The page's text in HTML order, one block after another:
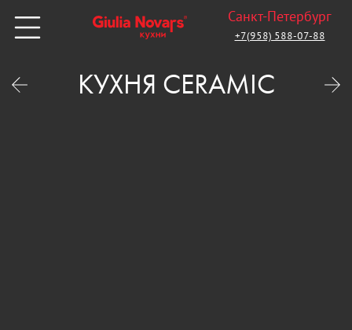
Санкт-Петербург
+7(958) 588-07-88
КУХНЯ CERAMIC